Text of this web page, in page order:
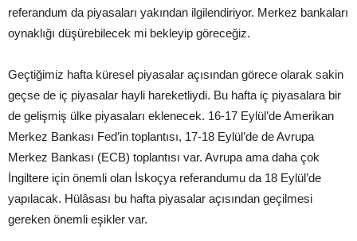
referandum da piyasaları yakından ilgilendiriyor. Merkez bankaları
oynaklığı düşürebilecek mi bekleyip göreceğiz.
Geçtiğimiz hafta küresel piyasalar açısından görece olarak sakin
geçse de iç piyasalar hayli hareketliydi. Bu hafta iç piyasalara bir
de gelişmiş ülke piyasaları eklenecek. 16-17 Eylül’de Amerikan
Merkez Bankası Fed’in toplantısı, 17-18 Eylül’de de Avrupa
Merkez Bankası (ECB) toplantısı var. Avrupa ama daha çok
İngiltere için önemli olan İskoçya referandumu da 18 Eylül’de
yapılacak. Hülâsası bu hafta piyasalar açısından geçilmesi
gereken önemli eşikler var.